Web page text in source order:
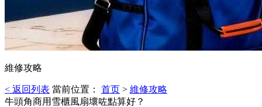
維修攻略
< 返回列表 當前位置： 首页 > 維修攻略
牛頭角商用雪櫃風扇壞咗點算好？